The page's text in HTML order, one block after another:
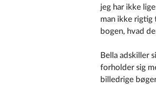
jeg har ikke
man ikke rigtig
bogen, hvad
Bella adskiller
forholder sig
billedrige